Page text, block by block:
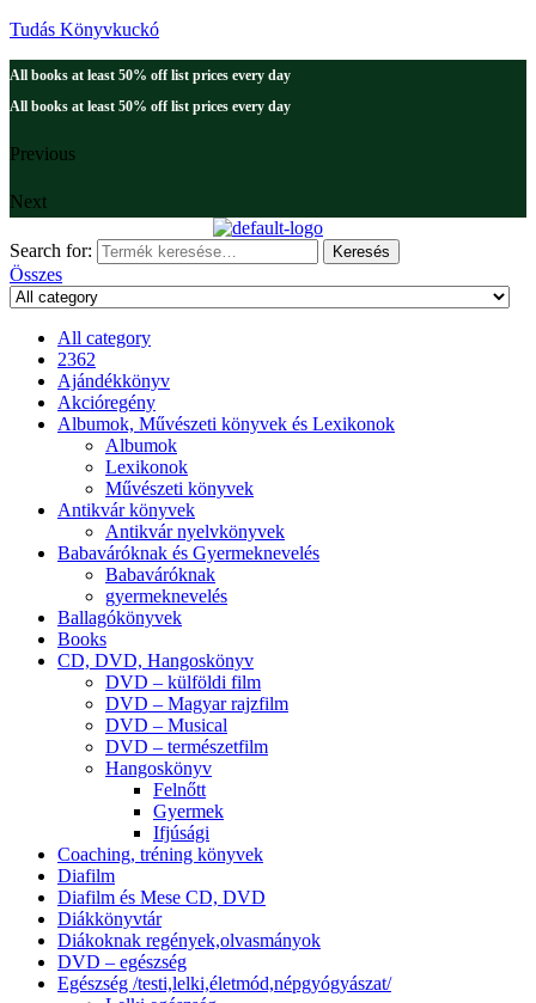
Tudás Könyvkuckó
All books at least 50% off list prices every day
All books at least 50% off list prices every day
Previous
Next
Search for: Keresés
Összes
All category
2362
Ajándékkönyv
Akcióregény
Albumok, Művészeti könyvek és Lexikonok
Albumok
Lexikonok
Művészeti könyvek
Antikvár könyvek
Antikvár nyelvkönyvek
Babaváróknak és Gyermeknevelés
Babaváróknak
gyermeknevelés
Ballagókönyvek
Books
CD, DVD, Hangoskönyv
DVD – külföldi film
DVD – Magyar rajzfilm
DVD – Musical
DVD – természetfilm
Hangoskönyv
Felnőtt
Gyermek
Ifjúsági
Coaching, tréning könyvek
Diafilm
Diafilm és Mese CD, DVD
Diákkönyvtár
Diákoknak regények,olvasmányok
DVD – egészség
Egészség /testi,lelki,életmód,népgyógyászat/